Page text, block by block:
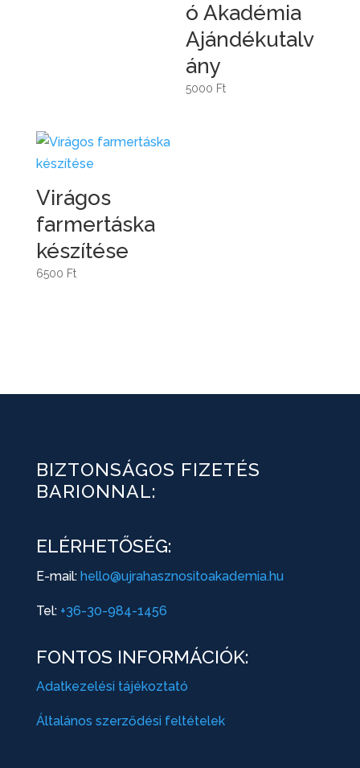
ó Akadémia
Ajándékutalv
ány
5000 Ft
Virágos
farmertáska
készítése
6500 Ft
BIZTONSÁGOS FIZETÉS
BARIONNAL:
ELÉRHETŐSÉG:
E-mail: hello@ujrahasznositoakademia.hu
Tel: +36-30-984-1456
FONTOS INFORMÁCIÓK:
Adatkezelési tájékoztató
Általános szerződési feltételek